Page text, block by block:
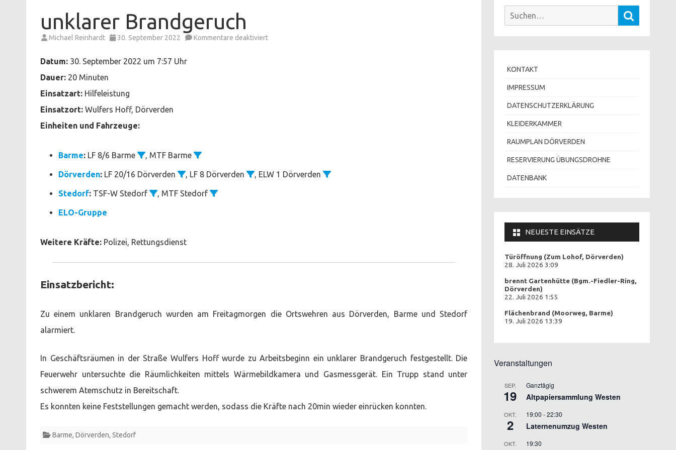
unklarer Brandgeruch
Michael Reinhardt 30. September 2022 Kommentare deaktiviertfür
Datum: 30. September 2022 um 7:57 Uhr
Dauer: 20 Minuten
Einsatzart: Hilfeleistung
Einsatzort: Wulfers Hoff, Dörverden
Einheiten und Fahrzeuge:
Barme: LF 8/6 Barme , MTF Barme
Dörverden: LF 20/16 Dörverden , LF 8 Dörverden , ELW 1 Dörverden
Stedorf: TSF-W Stedorf , MTF Stedorf
ELO-Gruppe
Weitere Kräfte: Polizei, Rettungsdienst
Einsatzbericht:
Zu einem unklaren Brandgeruch wurden am Freitagmorgen die Ortswehren aus Dörverden, Barme und Stedorf
alarmiert.
In Geschäftsräumen in der Straße Wulfers Hoff wurde zu Arbeitsbeginn ein unklarer Brandgeruch festgestellt. Die
Feuerwehr untersuchte die Räumlichkeiten mittels Wärmebildkamera und Gasmessgerät. Ein Trupp stand unter
schwerem Atemschutz in Bereitschaft.
Es konnten keine Feststellungen gemacht werden, sodass die Kräfte nach 20min wieder einrücken konnten.
Barme, Dörverden, Stedorf
Suchen
KONTAKT
IMPRESSUM
DATENSCHUTZERKLÄRUNG
KLEIDERKAMMER
RAUMPLAN DÖRVERDEN
RESERVIERUNG ÜBUNGSDROHNE
DATENBANK
NEUESTE EINSÄTZE
Türöffnung (Zum Lohof, Dörverden)
28. Juli 2026 3:09
brennt Gartenhütte (Bgm.-Fiedler-Ring,
Dörverden)
22. Juli 2026 1:55
Flächenbrand (Moorweg, Barme)
19. Juli 2026 13:39
Veranstaltungen
SEP.
19
Ganztägig
Altpapiersammlung Westen
OKT.
2
19:00 -22:30
Laternenumzug Westen
OKT. 19:30